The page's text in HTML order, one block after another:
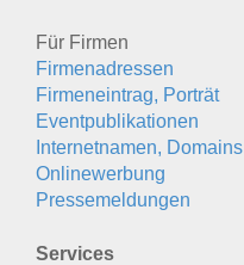
Für Firmen
Firmenadressen
Firmeneintrag, Porträt
Eventpublikationen
Internetnamen, Domains
Onlinewerbung
Pressemeldungen
Services